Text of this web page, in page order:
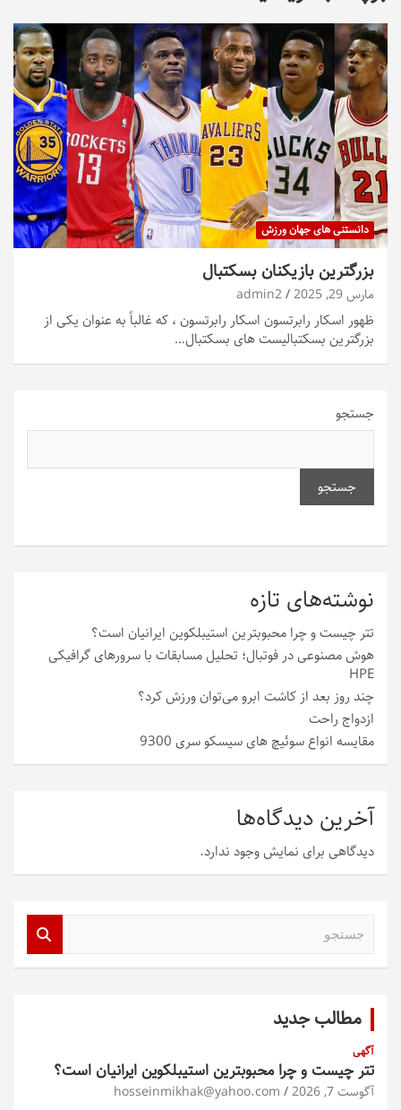
دانستنی های جهان ورزش
بزرگترین بازیکنان بسکتبال
مارس 29, 2025 admin2
ظهور اسکار رابرتسون اسکار رابرتسون ، که غالباً به عنوان یکی از
بزرگترین بسکتبالیست های بسکتبال…
جستجو
جستجو
نوشته‌های تازه
تتر چیست و چرا محبوبترین استیبلکوین ایرانیان است؟
هوش مصنوعی در فوتبال؛ تحلیل مسابقات با سرورهای گرافیکی
HPE
چند روز بعد از کاشت ابرو می‌توان ورزش کرد؟
ازدواج راحت
مقایسه انواع سوئیچ های سیسکو سری 9300
آخرین دیدگاه‌ها
دیدگاهی برای نمایش وجود ندارد.
مطالب جدید
آگهی
تتر چیست و چرا محبوبترین استیبلکوین ایرانیان است؟
آگوست 7, 2026 hosseinmikhak@yahoo.com